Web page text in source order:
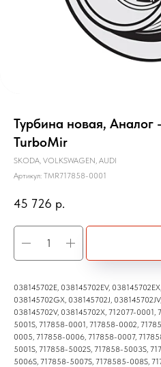
Турбина новая, Аналог
TurboMir
SKODA, VOLKSWAGEN, AUDI
Артикул: TMR717858-0001
45 726 р.
038145702E, 038145702EV,
038145702GX, 038145702J,
038145702V, 038145702X, 712077-0001,
5001S, 717858-0001, 717858-0002,
0005, 717858-0006, 717858-0007,
5001S, 717858-5002S, 717858-5003S,
5006S, 717858-5007S, 7178585-008S,